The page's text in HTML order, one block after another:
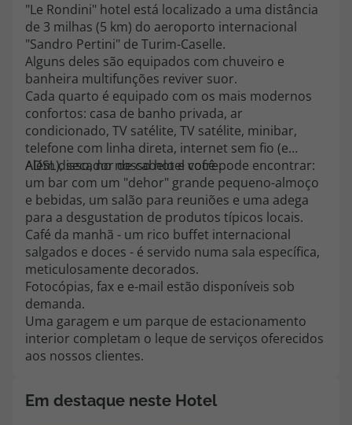
Custo de uma chamada para a rede fixa nacional.
A sua agência de viagens Top Atlântico tem a preocupação de estar
sempre mais perto de si, para maior comodidade e total facilidade
na marcação das suas viagens, tem ainda ao seu dispor o nosso call
center a funcionar todos os dias úteis das 10:00 às 20:00 e Sábado
das 10:00 às 14:00.
topatlantico@topatlantico.com
"Le Rondini" hotel está localizado a uma distância
de 3 milhas (5 km) do aeroporto internacional
"Sandro Pertini" de Turim-Caselle.
Alguns deles são equipados com chuveiro e
banheira multifunções reviver suor.
Cada quarto é equipado com os mais modernos
confortos: casa de banho privada, ar
condicionado, TV satélite, TV satélite, minibar,
telefone com linha direta, internet sem fio (e
ADSL), secador de cabelo e cofre.
Além disso, no nosso hotel você pode encontrar:
um bar com um "dehor" grande pequeno-almoço
e bebidas, um salão para reuniões e uma adega
para a desgustation de produtos típicos locais.
Café da manhã - um rico buffet internacional
salgados e doces - é servido numa sala específica,
meticulosamente decorados.
Fotocópias, fax e e-mail estão disponíveis sob
demanda.
Uma garagem e um parque de estacionamento
interior completam o leque de serviços oferecidos
aos nossos clientes.
Em destaque neste Hotel